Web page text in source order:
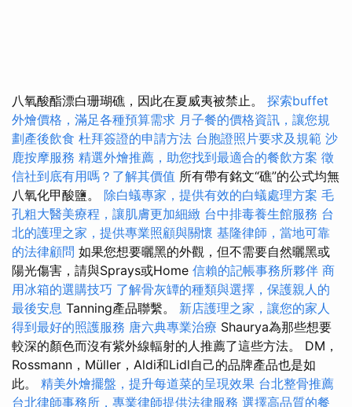
八氧酸酯漂白珊瑚礁，因此在夏威夷被禁止。 探索buffet
外燴價格，滿足各種預算需求 月子餐的價格資訊，讓您規
劃產後飲食 杜拜簽證的申請方法 台胞證照片要求及規範 沙
鹿按摩服務 精選外燴推薦，助您找到最適合的餐飲方案 徵
信社到底有用嗎？了解其價值 所有帶有銘文“礁”的公式均無
八氧化甲酸鹽。 除白蟻專家，提供有效的白蟻處理方案 毛
孔粗大醫美療程，讓肌膚更加細緻 台中排毒養生館服務 台
北的護理之家，提供專業照顧與關懷 基隆律師，當地可靠
的法律顧問 如果您想要曬黑的外觀，但不需要自然曬黑或
陽光傷害，請與Sprays或Home 信賴的記帳事務所夥伴 商
用冰箱的選購技巧 了解骨灰罈的種類與選擇，保護親人的
最後安息 Tanning產品聯繫。 新店護理之家，讓您的家人
得到最好的照護服務 唐六典專業治療 Shaurya為那些想要
較深的顏色而沒有紫外線輻射的人推薦了這些方法。 DM，
Rossmann，Müller，Aldi和Lidl自己的品牌產品也是如
此。 精美外燴擺盤，提升每道菜的呈現效果 台北整骨推薦
台北律師事務所，專業律師提供法律服務 選擇高品質的餐